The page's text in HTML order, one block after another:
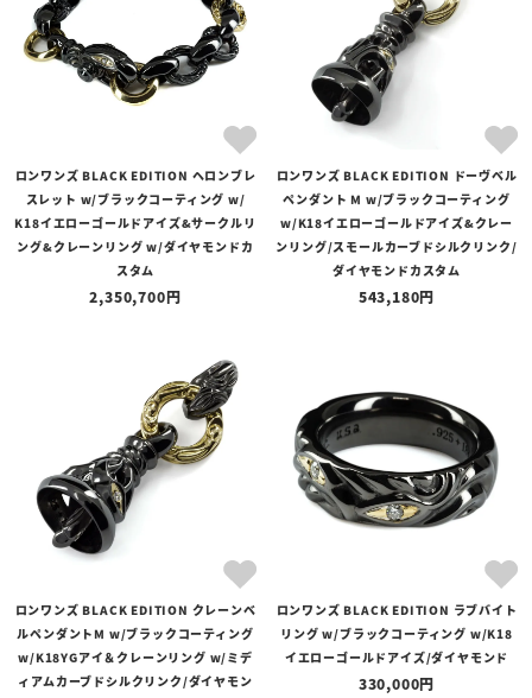
ロンワンズ BLACK EDITION ヘロンブレ
スレット w/ブラックコーティング w/
K18イエローゴールドアイズ&サークルリ
ング&クレーンリング w/ダイヤモンドカ
スタム
2,350,700
ロンワンズ BLACK EDITION ドーヴベル
ペンダント M w/ブラックコーティング
w/K18イエローゴールドアイズ&クレー
ンリング/スモールカーブドシルクリンク/
ダイヤモンドカスタム
543,180
ロンワンズ BLACK EDITION クレーンベ
ルペンダントM w/ブラックコーティング
w/K18YGアイ＆クレーンリング w/ミデ
ィアムカーブドシルクリンク/ダイヤモン
ロンワンズ BLACK EDITION ラブバイト
リング w/ブラックコーティング w/K18
イエローゴールドアイズ/ダイヤモンド
330,000